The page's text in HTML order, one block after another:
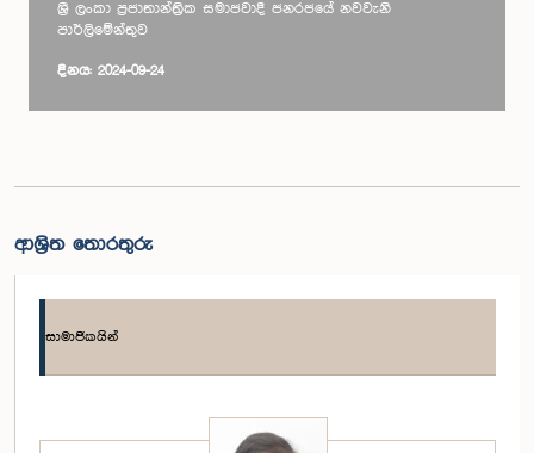
ශ්‍රී ලංකා ප්‍රජාතාන්ත්‍රික සමාජවාදී ජනරජයේ නවවැනි
පාර්ලිමේන්තුව
දිනය: 2024-09-24
ආශ්‍රිත තොරතුරු
සාමාජිකයින්